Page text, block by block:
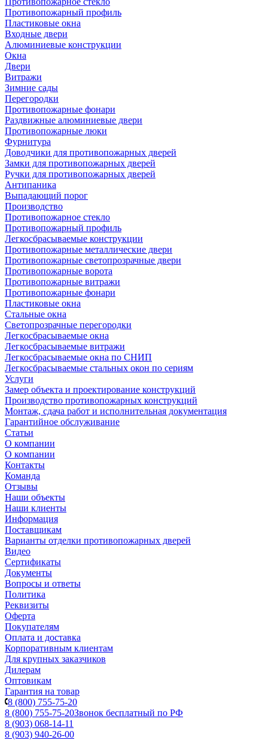
Противопожарный профиль
Пластиковые окна
Входные двери
Алюминиевые конструкции
Окна
Двери
Витражи
Зимние сады
Перегородки
Противопожарные фонари
Раздвижные алюминиевые двери
Противопожарные люки
Фурнитура
Доводчики для противопожарных дверей
Замки для противопожарных дверей
Ручки для противопожарных дверей
Антипаника
Выпадающий порог
Производство
Противопожарное стекло
Противопожарный профиль
Легкосбрасываемые конструкции
Противопожарные металлические двери
Противопожарные светопрозрачные двери
Противопожарные ворота
Противопожарные витражи
Противопожарные фонари
Пластиковые окна
Стальные окна
Светопрозрачные перегородки
Легкосбрасываемые окна
Легкосбрасываемые витражи
Легкосбрасываемые окна по СНИП
Легкосбрасываемые стальных окон по сериям
Услуги
Замер объекта и проектирование конструкций
Производство противопожарных конструкций
Монтаж, сдача работ и исполнительная документация
Гарантийное обслуживание
Статьи
О компании
О компании
Контакты
Команда
Отзывы
Наши объекты
Наши клиенты
Информация
Поставщикам
Варианты отделки противопожарных дверей
Видео
Сертификаты
Документы
Вопросы и ответы
Политика
Реквизиты
Оферта
Покупателям
Оплата и доставка
Корпоративным клиентам
Для крупных заказчиков
Дилерам
Оптовикам
Гарантия на товар
8 (800) 755-75-20
8 (800) 755-75-20Звонок бесплатный по РФ
8 (903) 068-14-11
8 (903) 940-26-00